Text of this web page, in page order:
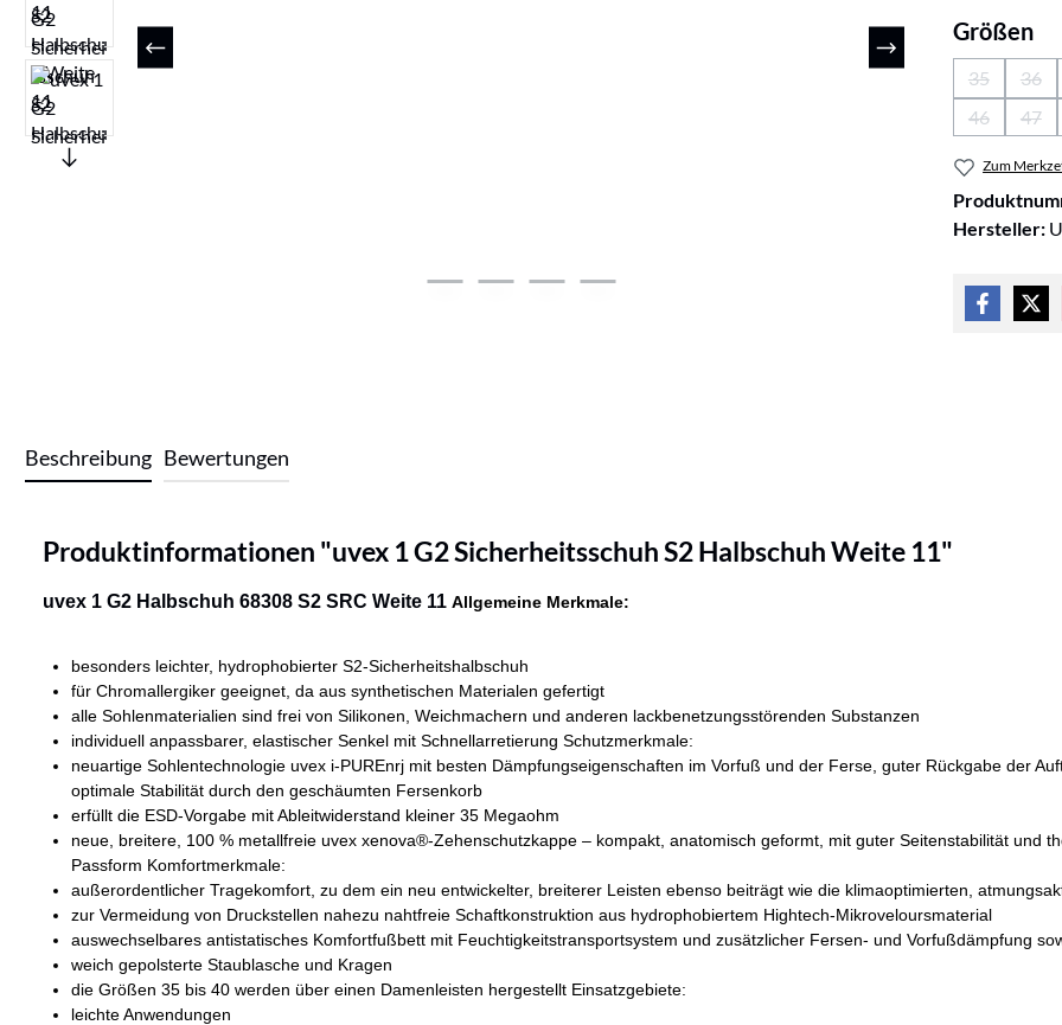
Größen
35
(Diese
36
46
(Diese
47
Zum
Hersteller:
Beschreibung Bewertungen
Produktinformationen "uvex 1 G2 Sicherheitsschuh S2 Halbschuh Weite 11"
uvex 1 G2 Halbschuh 68308 S2 SRC Weite 11 Allgemeine Merkmale:
besonders leichter, hydrophobierter S2-Sicherheitshalbschuh
für Chromallergiker geeignet, da aus synthetischen Materialen gefertigt
alle Sohlenmaterialien sind frei von Silikonen, Weichmachern und anderen lackbenetzungsstörenden Substanzen
individuell anpassbarer, elastischer Senkel mit Schnellarretierung Schutzmerkmale:
neuartige Sohlentechnologie uvex i-PUREnrj mit besten Dämpfungseigenschaften im Vorfuß und der Ferse, guter Rückgabe der
optimale Stabilität durch den geschäumten Fersenkorb
erfüllt die ESD-Vorgabe mit Ableitwiderstand kleiner 35 Megaohm
neue, breitere, 100 % metallfreie uvex xenova®-Zehenschutzkappe – kompakt, anatomisch geformt, mit guter Seitenstabilität und
Passform Komfortmerkmale:
außerordentlicher Tragekomfort, zu dem ein neu entwickelter, breiterer Leisten ebenso beiträgt wie die klimaoptimierten,
zur Vermeidung von Druckstellen nahezu nahtfreie Schaftkonstruktion aus hydrophobiertem Hightech-Mikroveloursmaterial
auswechselbares antistatisches Komfortfußbett mit Feuchtigkeitstransportsystem und zusätzlicher Fersen- und Vorfußdämpfung
weich gepolsterte Staublasche und Kragen
die Größen 35 bis 40 werden über einen Damenleisten hergestellt Einsatzgebiete:
leichte Anwendungen